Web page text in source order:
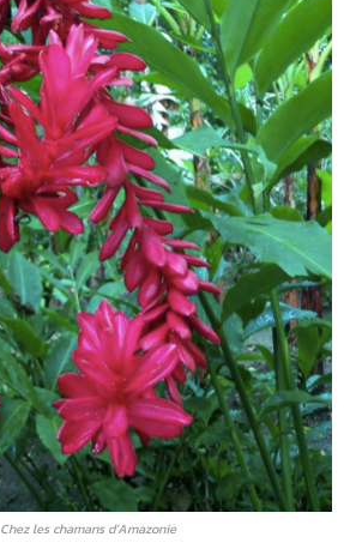
Chez les chamans d’Amazonie